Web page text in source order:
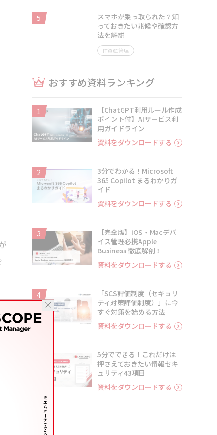
5
スマホが乗っ取られた？知
っておきたい兆候や確認方
法を解説
IT資産管理
おすすめ資料ランキング
1
【ChatGPT利用ルール作成
ポイント付】AIサービス利
用ガイドライン
資料をダウンロードする
2
3分でわかる！Microsoft
365 Copilot まるわかりガ
イド
資料をダウンロードする
3
【完全版】iOS・Macデバ
イス管理必携Apple
Business 徹底解剖！
資料をダウンロードする
4
「SCS評価制度（セキュリ
ティ対策評価制度）」に今
すぐ対策を始める方法
資料をダウンロードする
5分でできる！これだけは
押さえておきたい情報セキ
ュリティ43項目
資料をダウンロードする